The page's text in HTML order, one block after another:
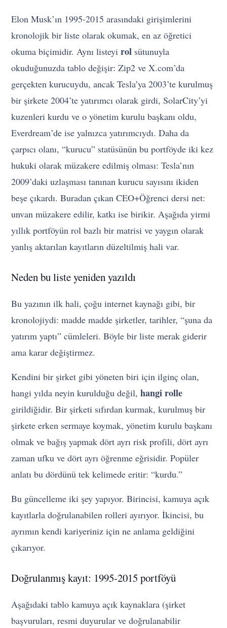
Elon Musk’ın 1995-2015 arasındaki girişimlerini
kronolojik bir liste olarak okumak, en az öğretici
okuma biçimidir. Aynı listeyirol sütunuyla
okuduğunuzda tablo değişir: Zip2 ve X.com’da
gerçekten kurucuydu, ancak Tesla’ya 2003’te kurulmuş
bir şirkete 2004’te yatırımcı olarak girdi, SolarCity’yi
kuzenleri kurdu ve o yönetim kurulu başkanı oldu,
Everdream’de ise yalnızca yatırımcıydı. Daha da
çarpıcı olanı, “kurucu” statüsünün bu portföyde iki kez
hukuki olarak müzakere edilmiş olması: Tesla’nın
2009’daki uzlaşması tanınan kurucu sayısını ikiden
beşe çıkardı. Buradan çıkan CEO+Öğrenci dersi net:
unvan müzakere edilir, katkı ise birikir. Aşağıda yirmi
yıllık portföyün rol bazlı bir matrisi ve yaygın olarak
yanlış aktarılan kayıtların düzeltilmiş hali var.
Neden bu liste yeniden yazıldı
Bu yazının ilk hali, çoğu internet kaynağı gibi, bir
kronolojiydi: madde madde şirketler, tarihler, “şuna da
yatırım yaptı” cümleleri. Böyle bir liste merak giderir
ama karar değiştirmez.
Kendini bir şirket gibi yöneten biri için ilginç olan,
hangi yılda neyin kurulduğu değil,hangi rolle
girildiğidir. Bir şirketi sıfırdan kurmak, kurulmuş bir
şirkete erken sermaye koymak, yönetim kurulu başkanı
olmak ve bağış yapmak dört ayrı risk profili, dört ayrı
zaman ufku ve dört ayrı öğrenme eğrisidir. Popüler
anlatı bu dördünü tek kelimede eritir: “kurdu.”
Bu güncelleme iki şey yapıyor. Birincisi, kamuya açık
kayıtlarla doğrulanabilen rolleri ayırıyor. İkincisi, bu
ayrımın kendi kariyeriniz için ne anlama geldiğini
çıkarıyor.
Doğrulanmış kayıt: 1995-2015 portföyü
Aşağıdaki tablo kamuya açık kaynaklara (şirket
başvuruları, resmi duyurular ve doğrulanabilir